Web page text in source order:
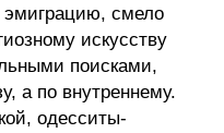
эмиграцию, смело
искусству
поисками,
а по внутреннему.
одесситы-